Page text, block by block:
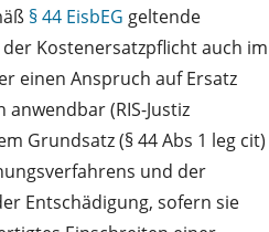
§ 44 EisbEG geltende
Kostenersatzpflicht auch im
einen Anspruch auf Ersatz
(RIS-Justiz
Grundsatz (§ 44 Abs 1 leg cit)
und der
Entschädigung, sofern sie